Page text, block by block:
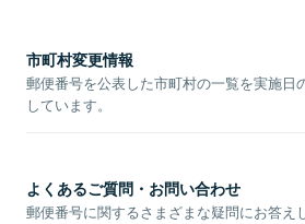
市町村変更情報
郵便番号を公表した市町村の一覧を実施日
しています。
よくあるご質問・お問い合わせ
郵便番号に関するさまざまな疑問にお答え